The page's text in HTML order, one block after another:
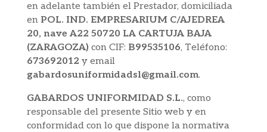
en adelante también el Prestador, domiciliada
en POL. IND. EMPRESARIUM C/AJEDREA
20, nave A22 50720 LA CARTUJA BAJA
(ZARAGOZA) con CIF: B99535106, Teléfono:
673692012 y email
gabardosuniformidadsl@gmail.com.
GABARDOS UNIFORMIDAD S.L., como
responsable del presente Sitio web y en
conformidad con lo que dispone la normativa